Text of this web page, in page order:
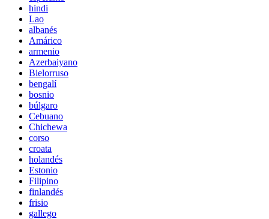
hindi
Lao
albanés
Amárico
armenio
Azerbaiyano
Bielorruso
bengalí
bosnio
búlgaro
Cebuano
Chichewa
corso
croata
holandés
Estonio
Filipino
finlandés
frisio
gallego